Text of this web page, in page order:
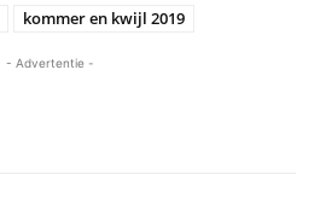
kommer en kwijl 2019
- Advertentie -